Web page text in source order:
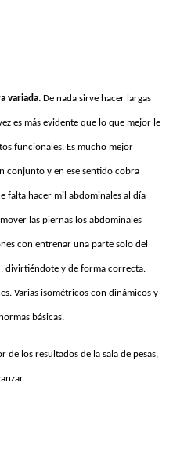
variada. De nada sirve hacer largas
es más evidente que lo que mejor le
funcionales. Es mucho mejor
conjunto y en ese sentido cobra
falta hacer mil abdominales al día
las piernas los abdominales
con entrenar una parte solo del
divirtiéndote y de forma correcta.
Varias isométricos con dinámicos y
básicas.
de los resultados de la sala de pesas,